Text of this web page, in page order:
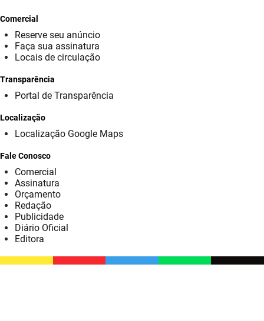
Rádio Tabajara
SUDEMA
SUPLAN
Comercial
Reserve seu anúncio
Faça sua assinatura
Locais de circulação
Transparência
Portal de Transparência
Localização
Localização Google Maps
Fale Conosco
Comercial
Assinatura
Orçamento
Redação
Publicidade
Diário Oficial
Editora